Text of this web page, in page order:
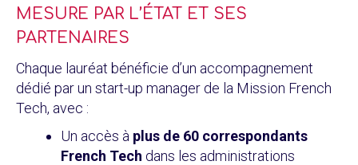
MESURE PAR L’ÉTAT ET SES
PARTENAIRES
Chaque lauréat bénéficie d’un accompagnement
dédié par un start-up manager de la Mission French
Tech, avec :
Un accès à plus de 60 correspondants
French Tech dans les administrations